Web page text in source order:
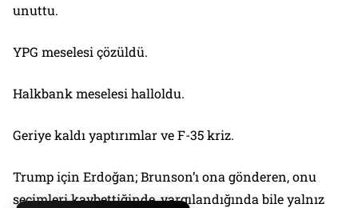
unuttu.
YPG meselesi çözüldü.
Halkbank meselesi halloldu.
Geriye kaldı yaptırımlar ve F-35 kriz.
Trump için Erdoğan; Brunson’ı ona gönderen, onu
seçimleri kaybettiğinde, yargılandığında bile yalnız